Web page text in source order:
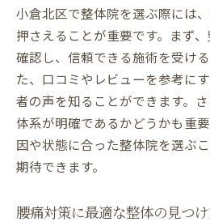
小倉北区で整体院を選ぶ際には
押さえることが重要です。まず
確認し、信頼できる施術を受け
た、口コミやレビューを参考に
者の声を知ることができます。
体系が明確であるかどうかも重
因や状態に合った整体院を選ぶ
期待できます。
腰痛対策に最適な整体の見つ